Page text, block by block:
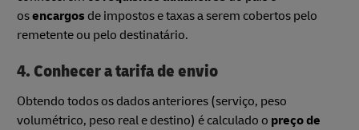
osencargos de impostos e taxas a serem cobertos pelo
remetente ou pelo destinatário.
4. Conhecer a tarifa de envio
Obtendo todos os dados anteriores (serviço, peso
volumétrico, peso real e destino) é calculado o preço de